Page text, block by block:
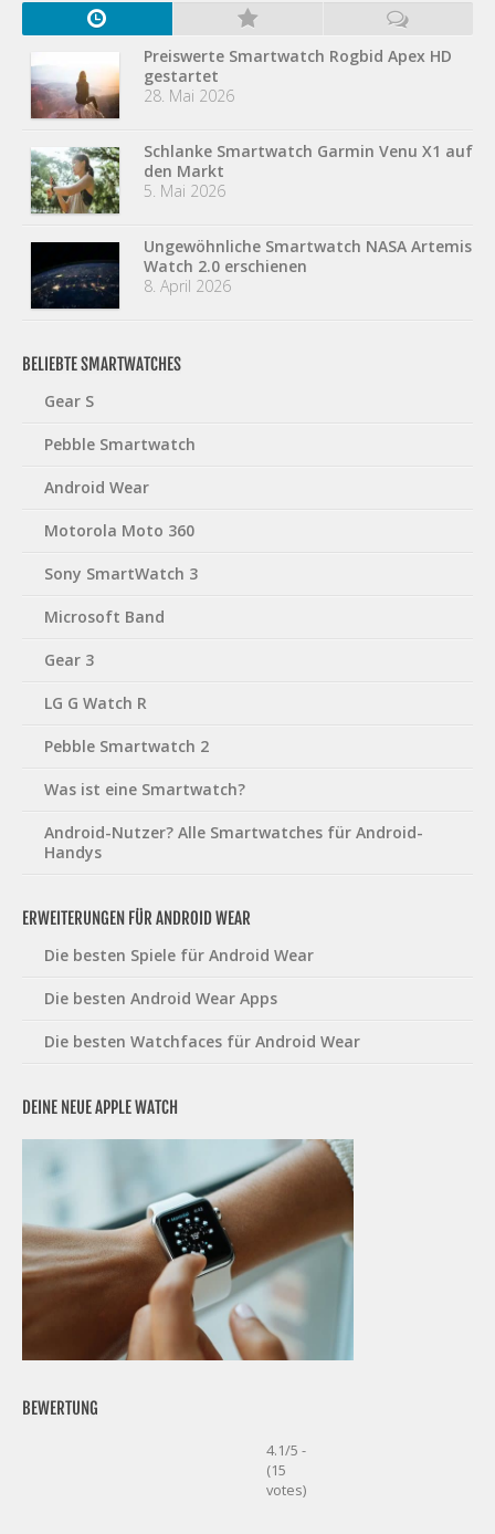
Preiswerte Smartwatch Rogbid Apex HD
gestartet
28. Mai 2026
Schlanke Smartwatch Garmin Venu X1 auf
den Markt
5. Mai 2026
Ungewöhnliche Smartwatch NASA Artemis
Watch 2.0 erschienen
8. April 2026
BELIEBTE SMARTWATCHES
Gear S
Pebble Smartwatch
Android Wear
Motorola Moto 360
Sony SmartWatch 3
Microsoft Band
Gear 3
LG G Watch R
Pebble Smartwatch 2
Was ist eine Smartwatch?
Android-Nutzer? Alle Smartwatches für Android-
Handys
ERWEITERUNGEN FÜR ANDROID WEAR
Die besten Spiele für Android Wear
Die besten Android Wear Apps
Die besten Watchfaces für Android Wear
DEINE NEUE APPLE WATCH
BEWERTUNG
4.1/5 -
(15
votes)